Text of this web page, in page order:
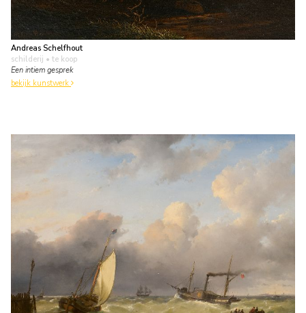
Andreas Schelfhout
schilderij • te koop
Een intiem gesprek
bekijk kunstwerk